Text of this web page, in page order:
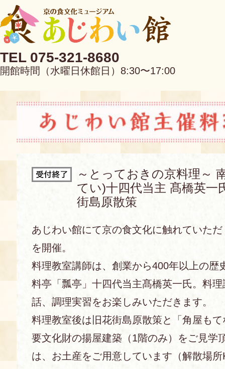
TEL 075-321-8680
開館時間（水曜日休館日）8:30〜17:00
EN 中文
当館について
あじわい館とは
京の食文化について
アクセス
FAQ
料理教室
募集中の教室
キャンセル・ご変更
展示室
～とっておきの京料理～
てい)十四代当主 髙橋英一
街島原散策
あじわい館にて京の食文化に触れていた
を開催。
料理教室講師は、創業から400年以上の歴
料亭「瓢亭」十四代当主髙橋英一氏。料
話、調理実習をお楽しみいただきます。
料理教室後は旧花街島原散策と「角屋も
要文化財の揚屋建築（1階のみ）をご見学
は、お土産をご用意しています（解散場